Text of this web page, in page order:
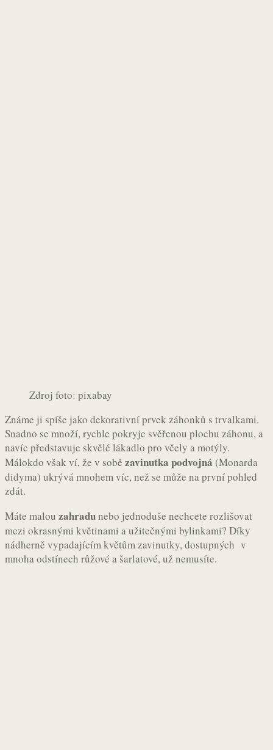
Zdroj foto: pixabay
Známe ji spíše jako dekorativní prvek záhonků s trvalkami.
Snadno se množí, rychle pokryje svěřenou plochu záhonu, a
navíc představuje skvělé lákadlo pro včely a motýly.
Málokdo však ví, že v sobě zavinutka podvojná (Monarda
didyma) ukrývá mnohem víc, než se může na první pohled
zdát.
Máte malou zahradunebo jednoduše nechcete rozlišovat
mezi okrasnými květinami a užitečnými bylinkami? Díky
nádherně vypadajícím květům zavinutky, dostupných v
mnoha odstínech růžové a šarlatové, už nemusíte.